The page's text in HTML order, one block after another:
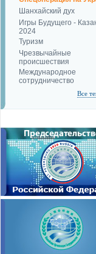
Шанхайский дух
Игры Будущего -
2024
Туризм
Чрезвычайные
происшествия
Международное
сотрудничество
Все